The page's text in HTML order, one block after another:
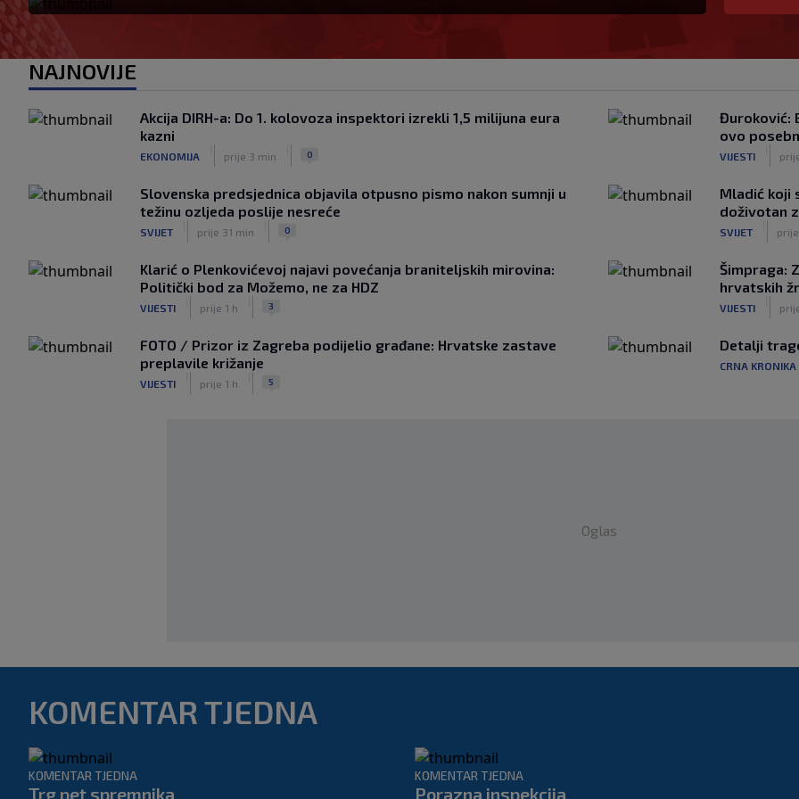
NAJNOVIJE
Akcija DIRH-a: Do 1. kolovoza inspektori izrekli 1,5 milijuna eura
kazni
EKONOMIJA prije 3 min 0
Đuroković:
ovo
VIJESTI
Slovenska predsjednica objavila otpusno pismo nakon sumnji u
težinu ozljeda poslije nesreće
SVIJET prije 31 min 0
Mladić koji
doživotan
SVIJET
Klarić o Plenkovićevoj najavi povećanja braniteljskih mirovina:
Politički bod za Možemo, ne za HDZ
VIJESTI prije 1 h 3
Šimpraga:
hrvatskih
VIJESTI
FOTO / Prizor iz Zagreba podijelio građane: Hrvatske zastave
preplavile križanje
VIJESTI prije 1 h 5
Detalji
CRNA KRONIKA
Oglas
KOMENTAR TJEDNA
KOMENTAR TJEDNA
Trg pet spremnika
KOMENTAR TJEDNA
Porazna inspekcija